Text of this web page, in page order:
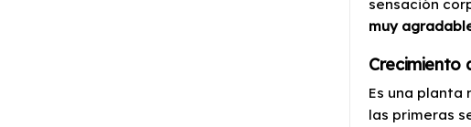
sensación
muy
Crecimiento
Es una planta
las primeras